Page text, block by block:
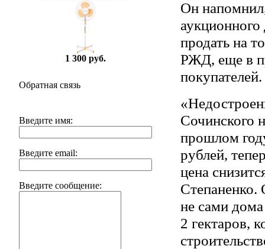
1 300 руб.
Обратная связь
Введите имя:
Введите email:
Введите сообщение:
Он
продать на
РЖД, еще в
покупателей.
Сочинского
прошлом
рублей,
цена
Степаненко.
не сами
2 гектаров,